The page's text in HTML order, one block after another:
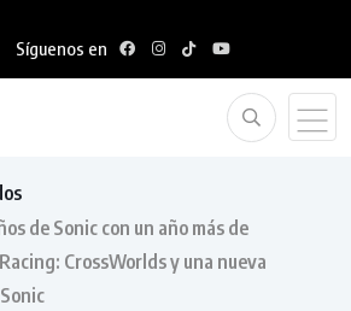
Síguenos en
de Sonic con un año más de
CrossWorlds y una nueva